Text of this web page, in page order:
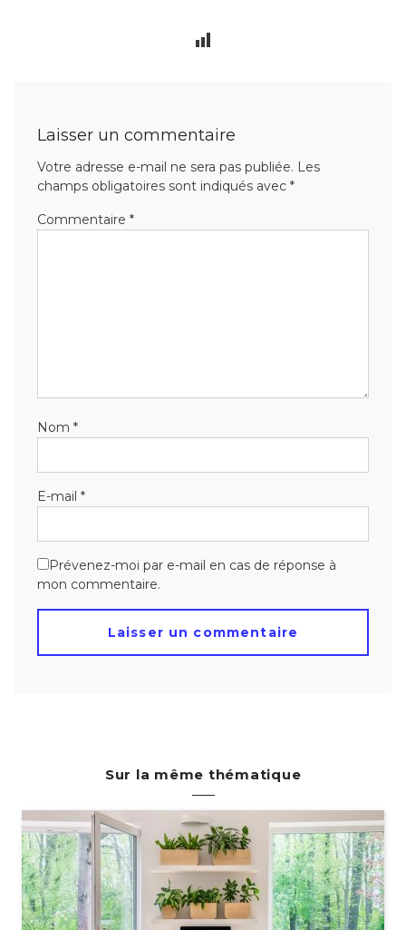
Laisser un commentaire
Votre adresse e-mail ne sera pas publiée. Les
champs obligatoires sont indiqués avec *
Commentaire *
Nom *
E-mail *
Prévenez-moi par e-mail en cas de réponse à
mon commentaire.
Sur la même thématique